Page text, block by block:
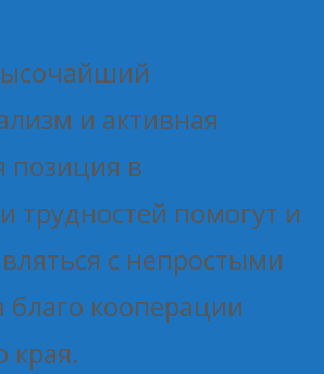
и активная
позиция в
трудностей помогут и
с непростыми
кооперации
края.